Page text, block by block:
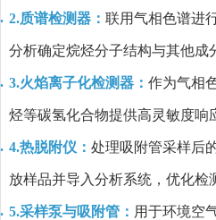
2.质谱检测器： 联用气相色谱进
分析确定烷烃分子结构与其他成
3.火焰离子化检测器： 作为气相
烃等碳氢化合物提供高灵敏度响
4.热脱附仪： 处理吸附管采样后
放样品并导入分析系统，优化检
5.采样泵与吸附管： 用于环境空